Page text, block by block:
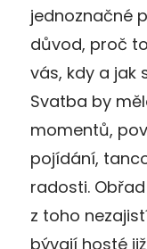
jednoznačné
důvod, proč
vás, kdy a jak
Svatba by
momentů,
pojídání,
radosti.
z toho
bývají hosté